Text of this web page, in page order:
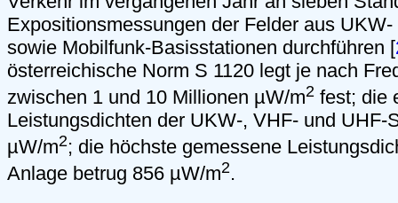
Expositionsmessungen der Felder aus
sowie Mobilfunk-Basisstationen durchführen [
österreichische Norm S 1120 legt je nach
zwischen 1 und 10 Millionen µW/m2 fest; die
Leistungsdichten der UKW-, VHF- und UHF-
µW/m2; die höchste gemessene
Anlage betrug 856 µW/m2.